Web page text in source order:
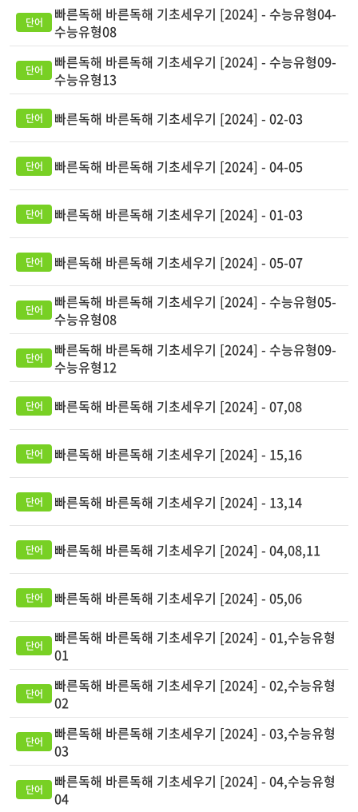
빠른독해 바른독해 기초세우기 [2024] - 수능유형04-
수능유형08
빠른독해 바른독해 기초세우기 [2024] - 수능유형09-
수능유형13
빠른독해 바른독해 기초세우기 [2024] - 02-03
빠른독해 바른독해 기초세우기 [2024] - 04-05
빠른독해 바른독해 기초세우기 [2024] - 01-03
빠른독해 바른독해 기초세우기 [2024] - 05-07
빠른독해 바른독해 기초세우기 [2024] - 수능유형05-
수능유형08
빠른독해 바른독해 기초세우기 [2024] - 수능유형09-
수능유형12
빠른독해 바른독해 기초세우기 [2024] - 07,08
빠른독해 바른독해 기초세우기 [2024] - 15,16
빠른독해 바른독해 기초세우기 [2024] - 13,14
빠른독해 바른독해 기초세우기 [2024] - 04,08,11
빠른독해 바른독해 기초세우기 [2024] - 05,06
빠른독해 바른독해 기초세우기 [2024] - 01,수능유형
01
빠른독해 바른독해 기초세우기 [2024] - 02,수능유형
02
빠른독해 바른독해 기초세우기 [2024] - 03,수능유형
03
빠른독해 바른독해 기초세우기 [2024] - 04,수능유형
04